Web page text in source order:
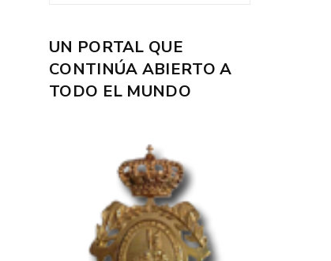
UN PORTAL QUE
CONTINÚA ABIERTO A
TODO EL MUNDO